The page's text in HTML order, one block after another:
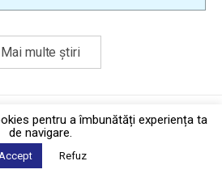
Mai multe știri
confidențialitate·Contact
2026 © Biziday
pentru a îmbunătăți experiența ta
de navigare.
Refuz